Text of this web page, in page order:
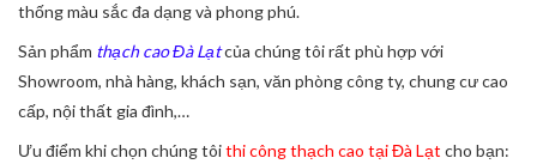
thống màu sắc đa dạng và phong phú.
Sản phẩm thạch cao Đà Lạtcủa chúng tôi rất phù hợp với
Showroom, nhà hàng, khách sạn, văn phòng công ty, chung cư cao
cấp, nội thất gia đình,…
Ưu điểm khi chọn chúng tôithi công thạch cao tại Đà Lạt cho bạn: